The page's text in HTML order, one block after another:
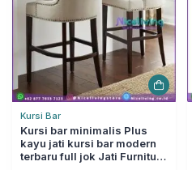
Kursi Bar
Kursi bar minimalis Plus
kayu jati kursi bar modern
terbaru full jok Jati Furniture